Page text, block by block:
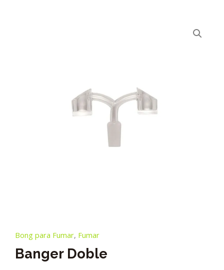
Bong para Fumar, Fumar
Banger Doble